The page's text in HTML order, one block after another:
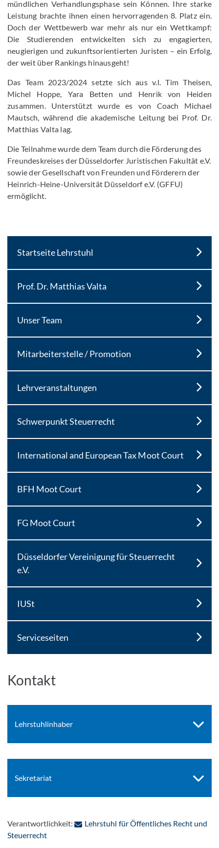
mündlichen Verhandlungsphase sein Können. Ihre starke
Leistung brachte ihnen einen hervorragenden 8. Platz ein.
Doch der Wettbewerb war mehr als nur ein Wettkampf:
Die Studierenden entwickelten sich zu engagierten,
neugierigen und zukunftsorientierten Juristen – ein Erfolg,
der weit über Rankings hinausgeht!
Das Team 2023/2024 setzte sich aus v.l. Tim Theisen,
Michel Hoppe, Yara Betten und Henrik von Heiden
zusammen. Unterstützt wurde es von Coach Michael
Mautsch, während die akademische Leitung bei Prof. Dr.
Matthias Valta lag.
Die Teilnahme wurde dem Team durch die Förderung des
Freundeskreises der Düsseldorfer Juristischen Fakultät e.V.
sowie der Gesellschaft von Freunden und Förderern der
Heinrich-Heine-Universität Düsseldorf e.V. (GFFU)
ermöglicht.
Startseite Lehrstuhl
Prof. Dr. Matthias Valta
Unser Team
Mitarbeiterstelle / Promotion
Lehrveranstaltungen
Schwerpunkt Steuerrecht
International and European Tax Moot Court
BFH Moot Court
FG Moot Court
Düsseldorfer Vereinigung für Steuerrecht
e.V.
IUSt
Serviceseiten
Kontakt
Lehrstuhlinhaber
Sekretariat
Verantwortlichkeit:
Lehrstuhl für Öffentliches Recht und
Steuerrecht: Per E-Mail kontaktieren